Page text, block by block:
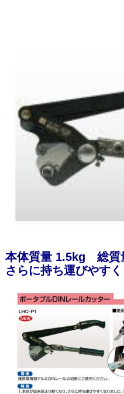
本体質量 1.5kg 総質
さらに持ち運びやすく